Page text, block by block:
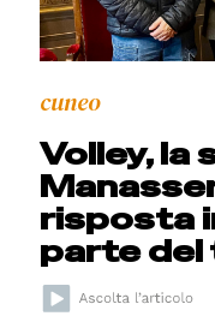
cuneo
Volley, la
risposta
parte del